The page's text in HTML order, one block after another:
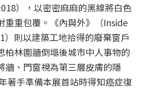
），以密密麻麻的黑線將白色
重重包覆。《內與外》（Inside
則以建築工地拾得的廢棄窗戶
柏林圍牆倒塌後城市中人事物的
牆、門窗視為第三層皮膚的隱
著手準備本展首站時得知癌症復